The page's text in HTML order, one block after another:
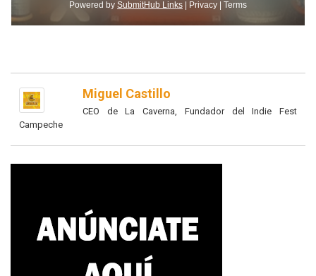
Miguel Castillo
CEO de La Caverna, Fundador del Indie Fest
Campeche